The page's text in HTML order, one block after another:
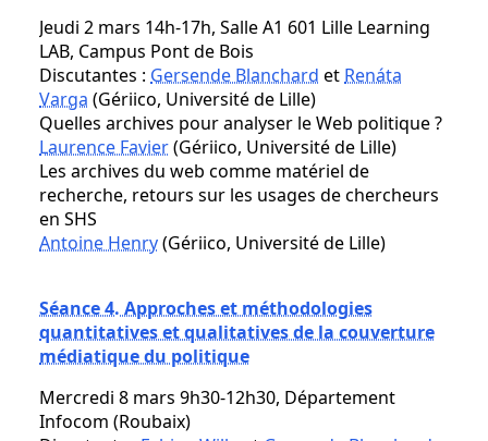
Jeudi 2 mars 14h-17h, Salle A1 601 Lille Learning
LAB, Campus Pont de Bois
Discutantes : Gersende Blanchard et Renáta
Varga (Gériico, Université de Lille)
Quelles archives pour analyser le Web politique ?
Laurence Favier(Gériico, Université de Lille)
Les archives du web comme matériel de
recherche, retours sur les usages de chercheurs
en SHS
Antoine Henry(Gériico, Université de Lille)
Séance 4. Approches et méthodologies
quantitatives et qualitatives de la couverture
médiatique du politique
Mercredi 8 mars 9h30-12h30, Département
Infocom (Roubaix)